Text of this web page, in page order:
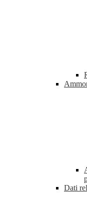
Dati